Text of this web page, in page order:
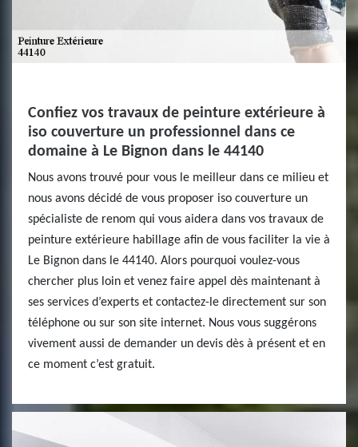
Confiez vos travaux de peinture extérieure à
iso couverture un professionnel dans ce
domaine à Le Bignon dans le 44140
Nous avons trouvé pour vous le meilleur dans ce milieu et
nous avons décidé de vous proposer iso couverture un
spécialiste de renom qui vous aidera dans vos travaux de
peinture extérieure habillage afin de vous faciliter la vie à
Le Bignon dans le 44140. Alors pourquoi voulez-vous
chercher plus loin et venez faire appel dès maintenant à
ses services d’experts et contactez-le directement sur son
téléphone ou sur son site internet. Nous vous suggérons
vivement aussi de demander un devis dès à présent et en
ce moment c’est gratuit.